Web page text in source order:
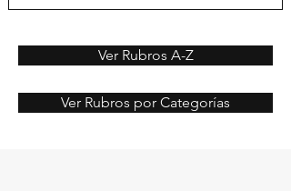
Ver Rubros A-Z
Ver Rubros por Categorías